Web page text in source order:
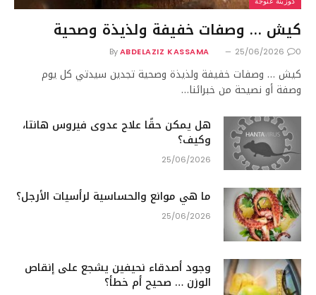
كيش … وصفات خفيفة ولذيذة وصحية
By ABDELAZIZ KASSAMA 25/06/2026 0
كيش … وصفات خفيفة ولذيذة وصحية تجدين سيدتي كل يوم
وصفة أو نصيحة من خبرائنا…
هل يمكن حقًا علاج عدوى فيروس هانتا،
وكيف؟
25/06/2026
ما هي موانع والحساسية لرأسيات الأرجل؟
25/06/2026
وجود أصدقاء نحيفين يشجع على إنقاص
الوزن … صحيح أم خطأ؟